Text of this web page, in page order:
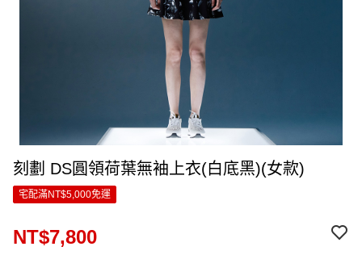
刻劃 DS圓領荷葉無袖上衣(白底黑)(女款)
宅配滿NT$5,000免運
NT$7,800